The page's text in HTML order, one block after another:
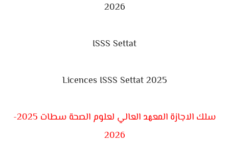
2026
ISSS Settat
Licences ISSS Settat 2025
سلك الاجازة المعهد العالي لعلوم الصحة سطات 2025-
2026